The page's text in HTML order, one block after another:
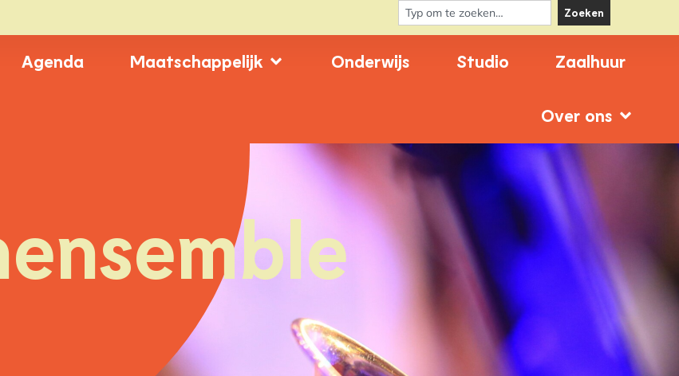
Zoeken
Agenda Maatschappelijk Onderwijs Studio Zaalhuur
Over ons